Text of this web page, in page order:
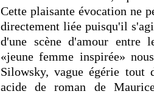
Cette plaisante évocation ne
directement liée puisqu'il
d'une scène d'amour entre
«jeune femme inspirée»
Silowsky, vague égérie tout
acide de roman de